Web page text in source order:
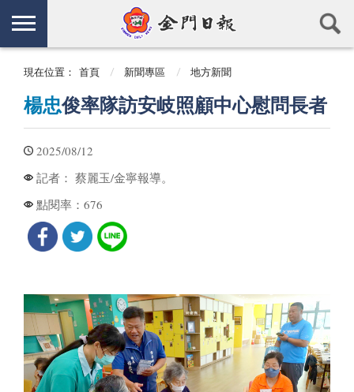
現在位置： 首頁 新聞專區 地方新聞
楊忠俊率隊訪安岐照顧中心慰問長者
2025/08/12
記者： 蔡麗玉/金寧報導。
點閱率： 676